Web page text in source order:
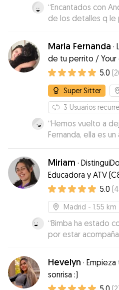
“Encantados con
de los detalles q le
fotos para q
bien, se nota
atendida. Filo es
compañera de fin
repetiremos.”
Maria Fernanda ·
de tu perrito / Your
5.0 (
Super Sitter
3 Usuarios
“Hemos vuelto a
Fernanda, ella es
elegiríamos
Miriam ·
Educadora y ATV
5.0 (4
Madrid - 1.55 km
“Bimba ha estado
por estar
mayores y no
la compañia
ha entendido y
tambien su familia a
Hevelyn · Empieza
sonrisa :)